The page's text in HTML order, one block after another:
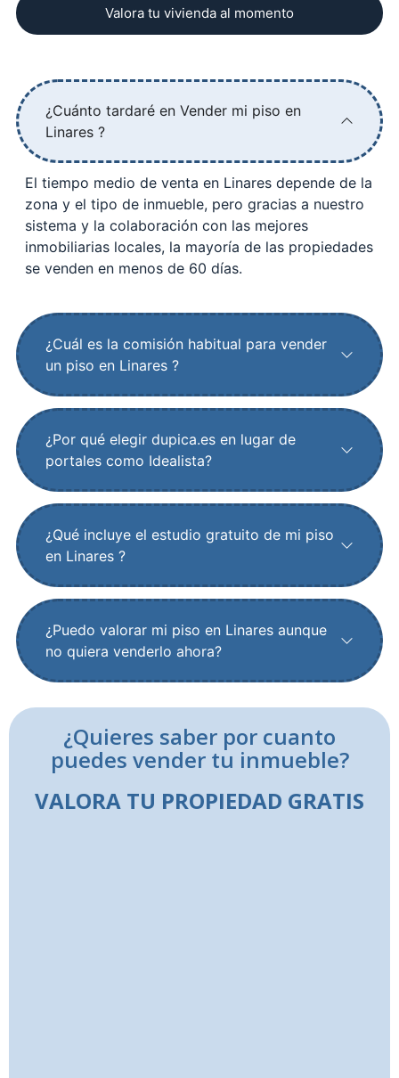
Valora tu vivienda al momento
¿Cuánto tardaré en Vender mi piso en
Linares ?
El tiempo medio de venta en Linares depende de la
zona y el tipo de inmueble, pero gracias a nuestro
sistema y la colaboración con las mejores
inmobiliarias locales, la mayoría de las propiedades
se venden en menos de 60 días.
¿Cuál es la comisión habitual para vender
un piso en Linares ?
¿Por qué elegir dupica.es en lugar de
portales como Idealista?
¿Qué incluye el estudio gratuito de mi piso
en Linares ?
¿Puedo valorar mi piso en Linares aunque
no quiera venderlo ahora?
¿Quieres saber por cuanto
puedes vender tu inmueble?
VALORA TU PROPIEDAD GRATIS